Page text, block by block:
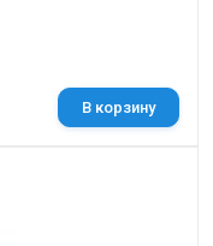
В корзину